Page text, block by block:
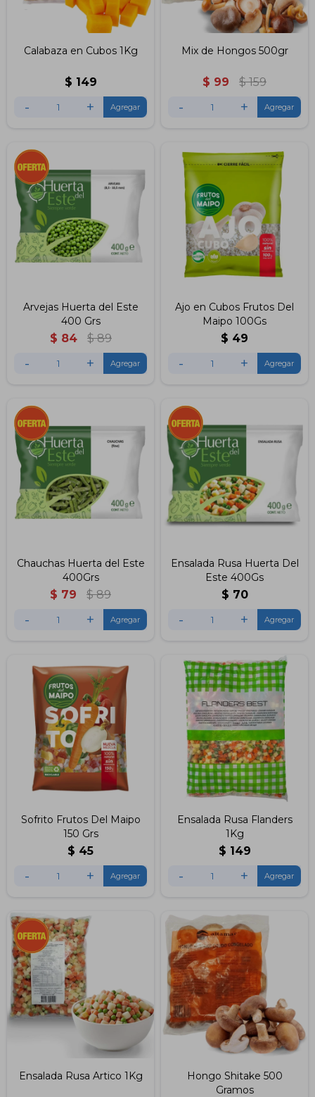
Calabaza en Cubos 1Kg
$ 149
- +
Mix de Hongos 500gr
$ 99 $ 159
- +
Arvejas Huerta del Este
400 Grs
$ 84 $ 89
- +
Ajo en Cubos Frutos Del
Maipo 100Gs
$ 49
- +
Chauchas Huerta del Este
400Grs
$ 79 $ 89
- +
Ensalada Rusa Huerta Del
Este 400Gs
$ 70
- +
Sofrito Frutos Del Maipo
150 Grs
$ 45
- +
Ensalada Rusa Flanders
1Kg
$ 149
- +
Ensalada Rusa Artico 1Kg
Hongo Shitake 500
Gramos